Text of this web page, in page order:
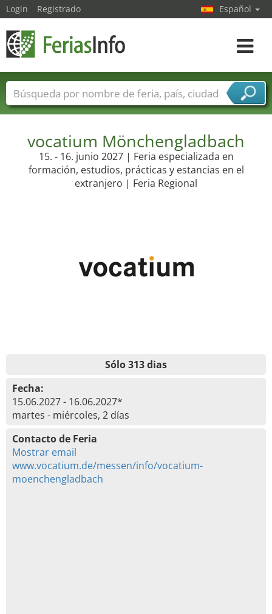
vocatium Mönchengladbach
15. - 16. junio 2027 | Feria especializada en
formación, estudios, prácticas y estancias en el
extranjero | Feria Regional
Sólo 313 dias
Fecha:
15.06.2027 - 16.06.2027*
martes - miércoles, 2 días
Contacto de Feria
Mostrar email
www.vocatium.de/messen/info/vocatium-
moenchengladbach
Login Registrado Español
toggle
Nombres de ferias Países
Ciudades
Sectores de proveedor de servicios